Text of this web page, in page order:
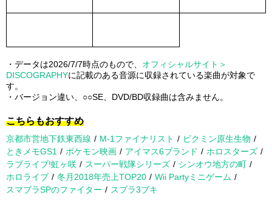
・データは2026/7/7時点のもので、 オフィシャルサイト＞
DISCOGRAPHYに記載のある音源に収録されている楽曲が対象で
す。
・バージョン違い、○○SE、DVD/BD収録曲は含みません。
こちらもおすすめ
京都市営地下鉄東西線 M-1ファイナリスト
ピクミン原生生物
ときメモGS1
ポケモン映画 アイマス6ブランド
ホロスターズ
ラブライブ!虹ヶ咲
スーパー戦隊シリーズ
シンオウ地方の町
ホロライブ
冬月2018年売上TOP20
Wii Partyミニゲーム
スマブラSPのファイター
スプラ3ブキ